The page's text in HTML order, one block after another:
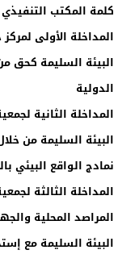
كلمة المكتب
المداخلة الأولى
البيئة السليمة كحق
الدولية
المداخلة الثانية
البيئة السليمة من
نمادج الواقع البيئي
المداخلة الثالثة
المراصد المحلية
البيئة السليمة مع